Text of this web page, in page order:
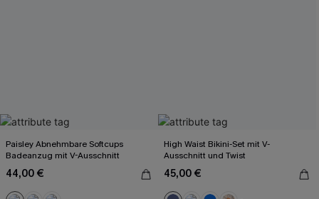
Paisley Abnehmbare Softcups
Badeanzug mit V-Ausschnitt
44,00 €
High Waist Bikini-Set mit V-
Ausschnitt und Twist
45,00 €